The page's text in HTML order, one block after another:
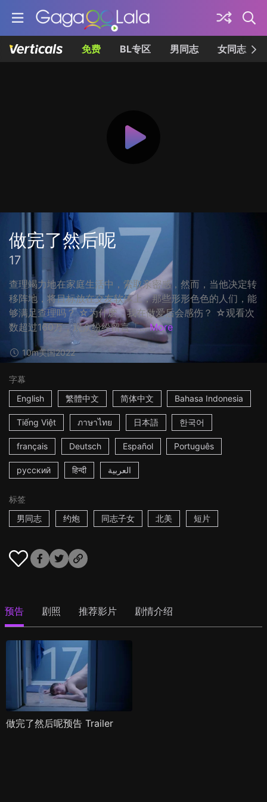
免费 BL专区 男同志 女同志
做完了然后呢
17
查理竭力地在家庭生活中，索取亲密感，然而，当他决定转
移阵地，将目标放在交友软体上，那些形形色色的人们，能
够满足查理吗？ ☆为什麽，我在做爱后会感伤？ ☆观看次
数超过160万，观众纷纷留言「... More
10m美国2022
字幕
English
繁體中文 简体中文 Bahasa Indonesia
Tiếng Việt ภาษาไทย 日本語 한국어
français Deutsch Español Português
русский हिन्दी العربية
标签
男同志
约炮 同志子女 北美 短片
预告 剧照 推荐影片 剧情介绍
做完了然后呢预告 Trailer